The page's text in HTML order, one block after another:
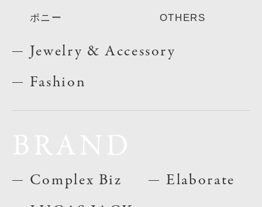
ポニー OTHERS
Jewelry & Accessory
Fashion
Complex Biz
Elaborate